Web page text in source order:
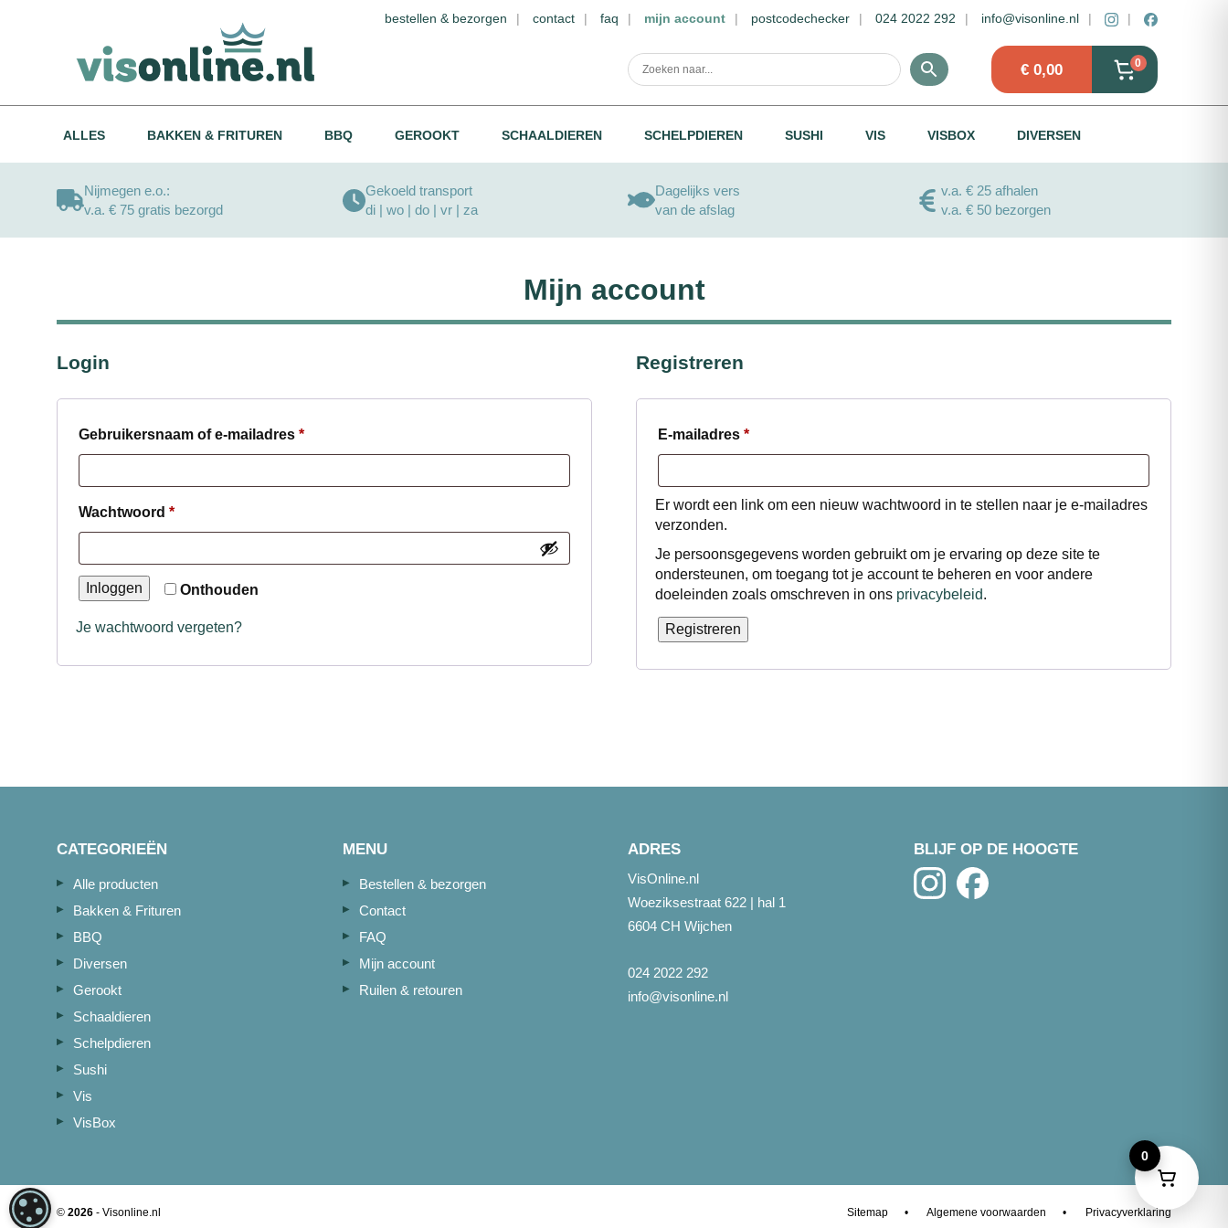
bestellen & bezorgen contact faq mijn account postcodechecker 024 2022 292 info@visonline.nl
€0,00 0
ALLES BAKKEN & FRITUREN BBQ GEROOKT SCHAALDIEREN SCHELPDIEREN SUSHI VIS VISBOX DIVERSEN
Nijmegen e.o.:
v.a. € 75 gratis bezorgd
Gekoeld transport
di | wo | do | vr | za
Dagelijks vers
van de afslag
v.a. € 25 afhalen
v.a. € 50 bezorgen
Mijn account
Login
Gebruikersnaam of e-mailadres *Vereist
Wachtwoord *Vereist
Onthouden
Inloggen
Je wachtwoord vergeten?
Registreren
E-mailadres*Vereist
Er wordt een link om een nieuw wachtwoord in te stellen naar je e-mailadres
verzonden.
Je persoonsgegevens worden gebruikt om je ervaring op deze site te
ondersteunen, om toegang tot je account te beheren en voor andere
doeleinden zoals omschreven in ons privacybeleid.
Registreren
CATEGORIEËN
Alle producten
Bakken & Frituren
BBQ
Diversen
Gerookt
Schaaldieren
Schelpdieren
Sushi
Vis
VisBox
MENU
Bestellen & bezorgen
Contact
FAQ
Mijn account
Ruilen & retouren
ADRES
VisOnline.nl
Woeziksestraat 622 | hal 1
6604 CH Wijchen
024 2022 292
info@visonline.nl
BLIJF OP DE HOOGTE
© 2026 - Visonline.nl Sitemap • Algemene voorwaarden • Privacyverklaring
0
COOKIE-INSTELLINGEN